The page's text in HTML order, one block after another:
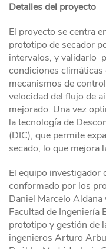
Detalles del proyecto
El proyecto se centra
prototipo de secador
intervalos, y validarlo
condiciones climáticas
mecanismos de
velocidad del flujo de
mejorado. Una vez
la tecnología de
(DIC), que permite
secado, lo que mejora
El equipo investigador
conformado por los
Daniel Marcelo
Facultad de Ingeniería
prototipo y gestión de
ingenieros Arturo